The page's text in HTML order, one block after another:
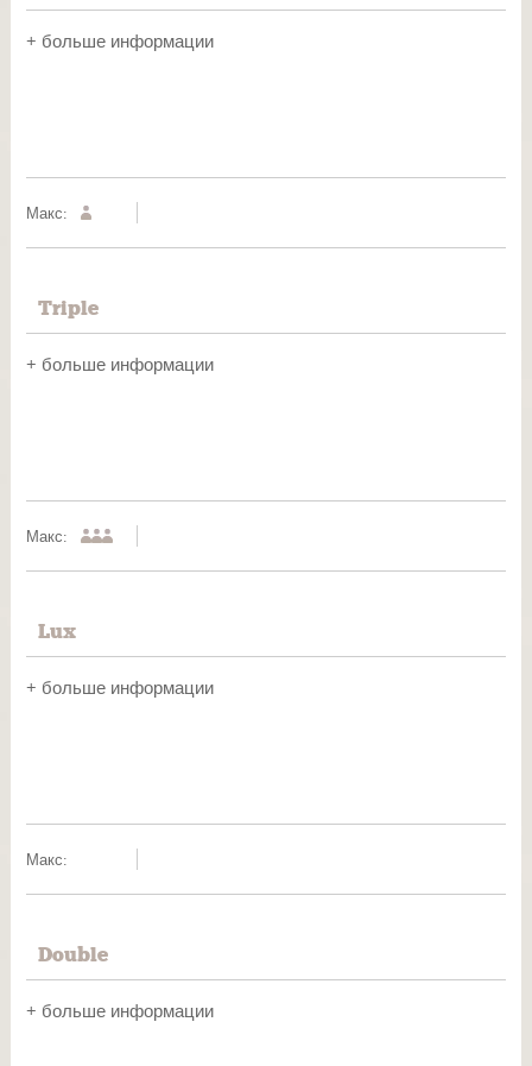
+ больше информации
Макс:
Triple
+ больше информации
Макс:
Lux
+ больше информации
Макс:
Double
+ больше информации